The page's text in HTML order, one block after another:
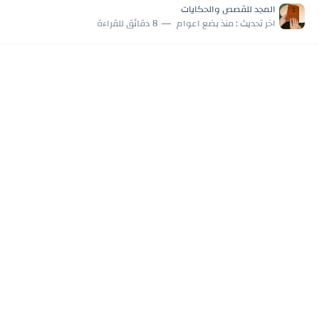
المجد للقصص والحكايات
اخر تحديث :منذ بضع اعوام 8 دقائق للقراءة